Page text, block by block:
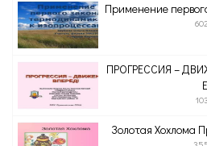
Применение
ПРОГРЕССИЯ –
Золотая Хохлома